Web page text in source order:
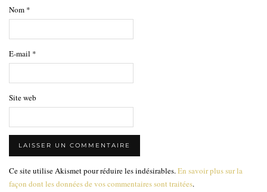
Nom *
E-mail *
Site web
Ce site utilise Akismet pour réduire les indésirables. En savoir plus sur la
façon dont les données de vos commentaires sont traitées.